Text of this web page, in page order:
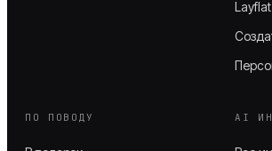
Layflat
ПО ПОВОДУ AI